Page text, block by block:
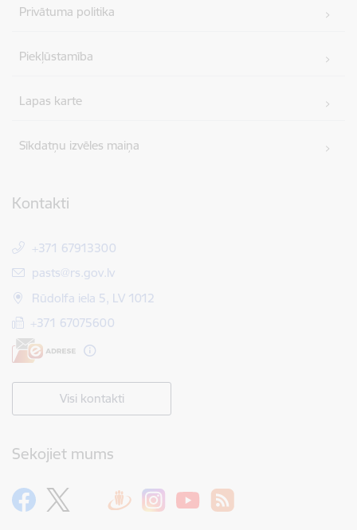
Privātuma politika
Piekļūstamība
Lapas karte
Sīkdatņu izvēles maiņa
Kontakti
+371 67913300
E-pasts:
pasts@rs.gov.lv
Rūdolfa iela 5, LV 1012
+371 67075600
Visi kontakti
Sekojiet mums